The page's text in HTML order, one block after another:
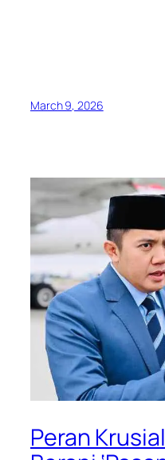
March 9, 2026
Peran